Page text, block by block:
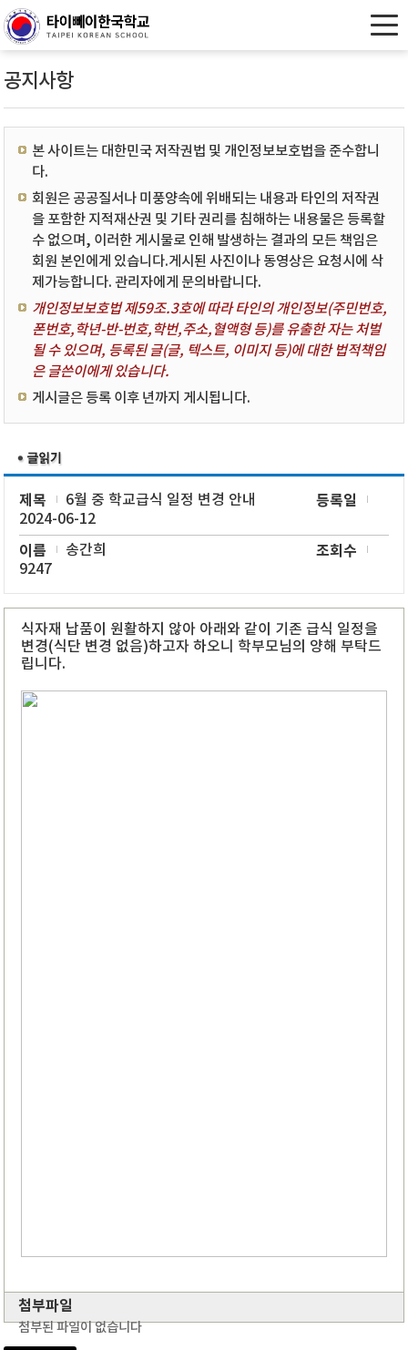
공지사항
본 사이트는 대한민국 저작권법 및 개인정보보호법을 준수합니
다.
회원은 공공질서나 미풍양속에 위배되는 내용과 타인의 저작권
을 포함한 지적재산권 및 기타 권리를 침해하는 내용물은 등록할
수 없으며, 이러한 게시물로 인해 발생하는 결과의 모든 책임은
회원 본인에게 있습니다.게시된 사진이나 동영상은 요청시에 삭
제가능합니다. 관리자에게 문의바랍니다.
개인정보보호법 제59조.3호에 따라 타인의 개인정보(주민번호,
폰번호,학년-반-번호,학번,주소,혈액형 등)를 유출한 자는 처벌
될 수 있으며, 등록된 글(글, 텍스트, 이미지 등)에 대한 법적책임
은 글쓴이에게 있습니다.
게시글은 등록 이후 년까지 게시됩니다.
제목 6월 중 학교급식 일정 변경 안내 등록일
2024-06-12
이름 송간희 조회수
9247
식자재 납품이 원활하지 않아 아래와 같이 기존 급식 일정을
변경(식단 변경 없음)하고자 하오니 학부모님의 양해 부탁드
립니다.
첨부파일
첨부된 파일이 없습니다